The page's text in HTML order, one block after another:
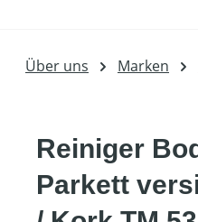
Über uns Marken
Reiniger
Parkett